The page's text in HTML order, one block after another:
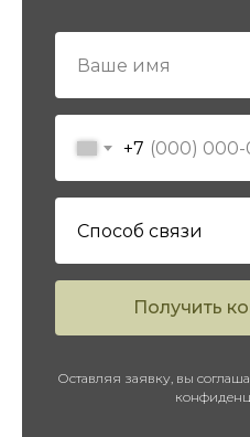
+7
Получить
Оставляя заявку, вы
ПЕРЕЙТИ В